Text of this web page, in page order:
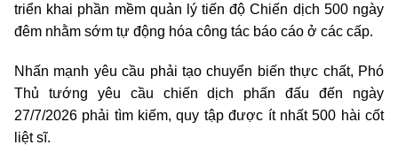
triển khai phần mềm quản lý tiến độ Chiến dịch 500 ngày
đêm nhằm sớm tự động hóa công tác báo cáo ở các cấp.
Nhấn mạnh yêu cầu phải tạo chuyển biến thực chất, Phó
Thủ tướng yêu cầu chiến dịch phấn đấu đến ngày
27/7/2026 phải tìm kiếm, quy tập được ít nhất 500 hài cốt
liệt sĩ.